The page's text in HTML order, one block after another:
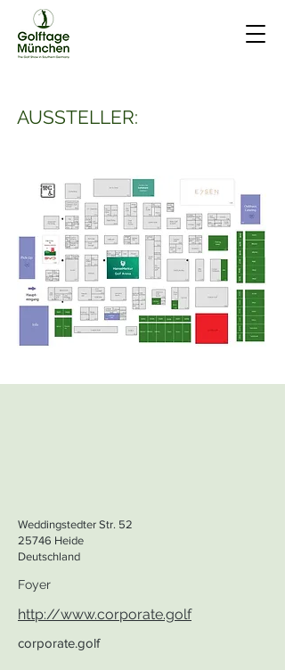
AUSSTELLER:
Weddingstedter Str. 52
25746 Heide
Deutschland
Foyer
http://www.corporate.golf
corporate.golf